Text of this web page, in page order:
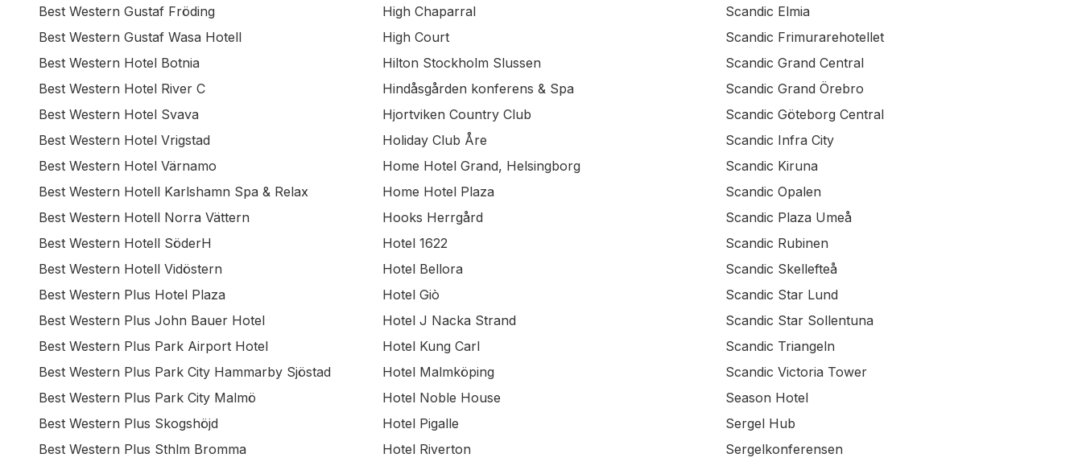
Best Western Gustaf Fröding
Best Western Gustaf Wasa Hotell
Best Western Hotel Botnia
Best Western Hotel River C
Best Western Hotel Svava
Best Western Hotel Vrigstad
Best Western Hotel Värnamo
Best Western Hotell Karlshamn Spa & Relax
Best Western Hotell Norra Vättern
Best Western Hotell SöderH
Best Western Hotell Vidöstern
Best Western Plus Hotel Plaza
Best Western Plus John Bauer Hotel
Best Western Plus Park Airport Hotel
Best Western Plus Park City Hammarby Sjöstad
Best Western Plus Park City Malmö
Best Western Plus Skogshöjd
Best Western Plus Sthlm Bromma
High Chaparral
High Court
Hilton Stockholm Slussen
Hindåsgården konferens & Spa
Hjortviken Country Club
Holiday Club Åre
Home Hotel Grand, Helsingborg
Home Hotel Plaza
Hooks Herrgård
Hotel 1622
Hotel Bellora
Hotel Giò
Hotel J Nacka Strand
Hotel Kung Carl
Hotel Malmköping
Hotel Noble House
Hotel Pigalle
Hotel Riverton
Scandic Elmia
Scandic Frimurarehotellet
Scandic Grand Central
Scandic Grand Örebro
Scandic Göteborg Central
Scandic Infra City
Scandic Kiruna
Scandic Opalen
Scandic Plaza Umeå
Scandic Rubinen
Scandic Skellefteå
Scandic Star Lund
Scandic Star Sollentuna
Scandic Triangeln
Scandic Victoria Tower
Season Hotel
Sergel Hub
Sergelkonferensen